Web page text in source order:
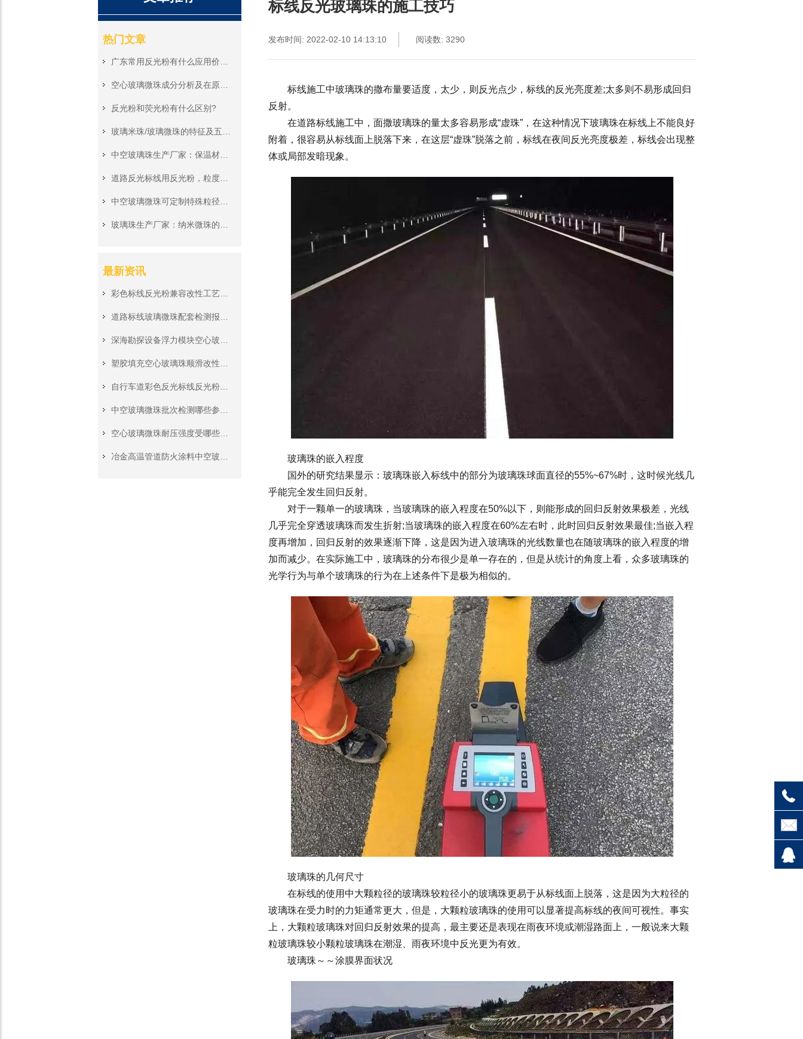
热门文章
空心玻璃微珠成分分析及在原子灰的应用
反光粉和荧光粉有什么区别?
中空玻璃珠生产厂家：保温材料增强剂与建筑节能方案
道路反光标线用反光粉，粒度分布和折射率哪个更重要？
最新资讯
彩色标线反光粉兼容改性工艺，搭配各色热熔涂料不遮盖反光
自行车道彩色反光标线反光粉，非机动车道夜间警示施工原料
空心玻璃微珠耐压强度受哪些工艺影响?深海浮力填料关键参数解读
标线反光玻璃珠的施工技巧
发布时间: 2022-02-10 14:13:10 阅读数: 3290
标线施工中玻璃珠的撒布量要适度，太少，则反光点少，标线的反光亮度差;太多则不易形成回归
反射。
在道路标线施工中，面撒玻璃珠的量太多容易形成“虚珠”，在这种情况下玻璃珠在标线上不能良好
附着，很容易从标线面上脱落下来，在这层“虚珠”脱落之前，标线在夜间反光亮度极差，标线会出现整
体或局部发暗现象。
玻璃珠的嵌入程度
国外的研究结果显示：玻璃珠嵌入标线中的部分为玻璃珠球面直径的55%~67%时，这时候光线几
乎能完全发生回归反射。
对于一颗单一的玻璃珠，当玻璃珠的嵌入程度在50%以下，则能形成的回归反射效果极差，光线
几乎完全穿透玻璃珠而发生折射;当玻璃珠的嵌入程度在60%左右时，此时回归反射效果最佳;当嵌入程
度再增加，回归反射的效果逐渐下降，这是因为进入玻璃珠的光线数量也在随玻璃珠的嵌入程度的增
加而减少。在实际施工中，玻璃珠的分布很少是单一存在的，但是从统计的角度上看，众多玻璃珠的
光学行为与单个玻璃珠的行为在上述条件下是极为相似的。
玻璃珠的几何尺寸
在标线的使用中大颗粒径的玻璃珠较粒径小的玻璃珠更易于从标线面上脱落，这是因为大粒径的
玻璃珠在受力时的力矩通常更大，但是，大颗粒玻璃珠的使用可以显著提高标线的夜间可视性。事实
上，大颗粒玻璃珠对回归反射效果的提高，最主要还是表现在雨夜环境或潮湿路面上，一般说来大颗
粒玻璃珠较小颗粒玻璃珠在潮湿、雨夜环境中反光更为有效。
玻璃珠～～涂膜界面状况